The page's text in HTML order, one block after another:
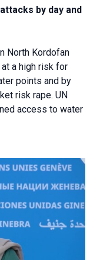
by day and
North Kordofan
a high risk for
points and by
risk rape. UN
access to water